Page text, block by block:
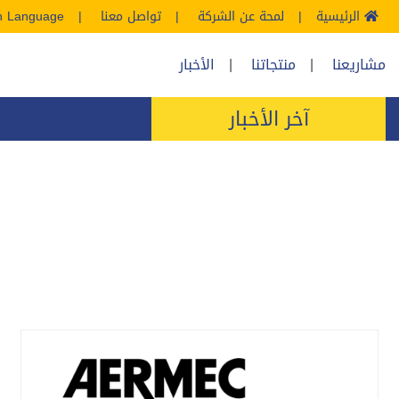
الرئيسية لمحة عن الشركة تواصل معنا Language
مشاريعنا منتجاتنا الأخبار
آخر الأخبار